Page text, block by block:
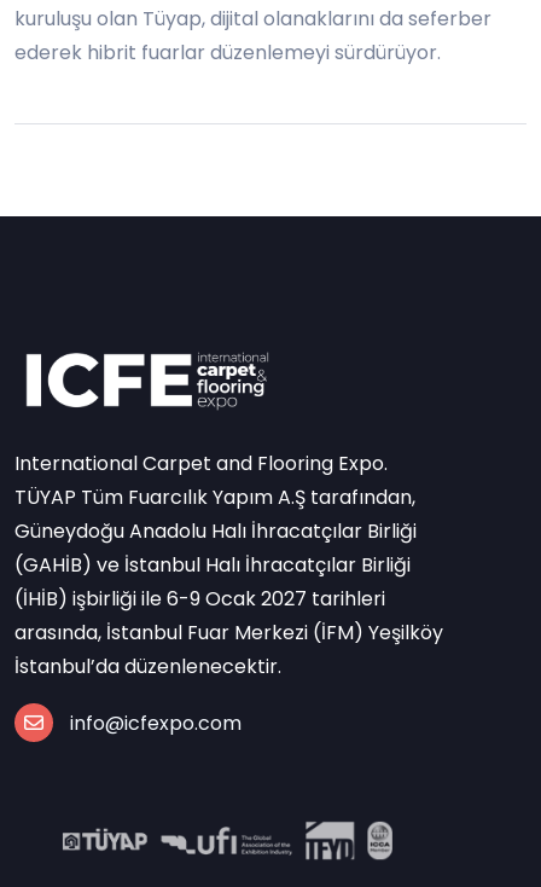
kuruluşu olan Tüyap, dijital olanaklarını da seferber
ederek hibrit fuarlar düzenlemeyi sürdürüyor.
International Carpet and Flooring Expo.
TÜYAP Tüm Fuarcılık Yapım A.Ş tarafından,
Güneydoğu Anadolu Halı İhracatçılar Birliği
(GAHİB) ve İstanbul Halı İhracatçılar Birliği
(İHİB) işbirliği ile 6-9 Ocak 2027 tarihleri
arasında, İstanbul Fuar Merkezi (İFM) Yeşilköy
İstanbul’da düzenlenecektir.
info@icfexpo.com